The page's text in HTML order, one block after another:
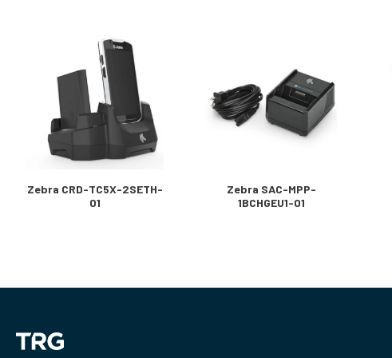
Zebra CRD-TC5X-2SETH-
01
Zebra SAC-MPP-
1BCHGEU1-01